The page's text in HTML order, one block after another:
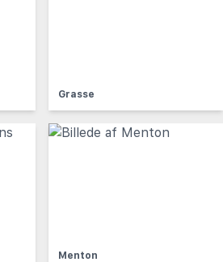
Grasse
Menton